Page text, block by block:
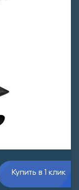
Купить в 1 клик